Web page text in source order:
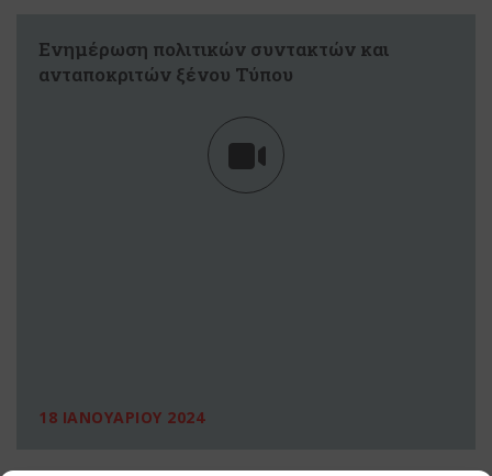
Ενημέρωση πολιτικών συντακτών και
ανταποκριτών ξένου Τύπου
18 ΙΑΝΟΥΑΡΙΟΥ 2024